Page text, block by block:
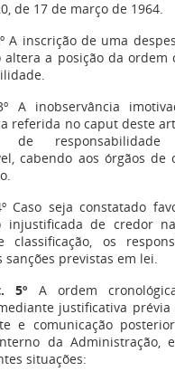
de 17 de março de 1964.
A inscrição de uma
altera a posição da ordem
A inobservância
referida no caput deste
de
cabendo aos órgãos de
Caso seja constatado
injustificada de credor
classificação, os
sanções previstas em lei.
5º A ordem
justificativa
e comunicação
da Administração,
situações: